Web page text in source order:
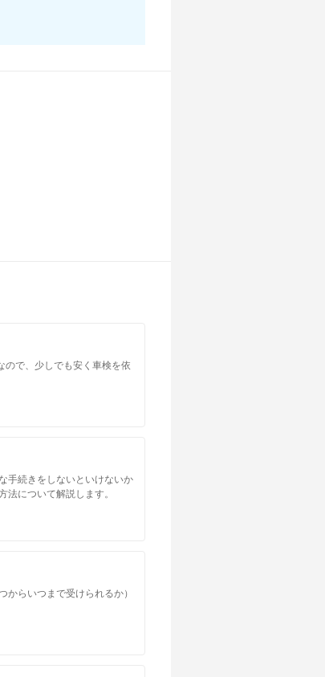
ので、少しでも安く車検を依
手続きをしないといけないか
について解説します。
らいつまで受けられるか）